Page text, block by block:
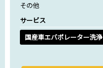
その他
サービス
国産車エバポレーター洗浄